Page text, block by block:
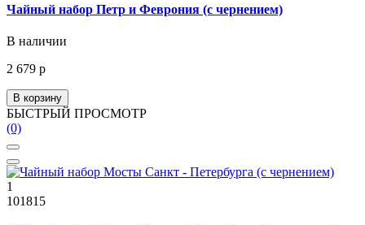
Чайный набор Петр и Феврония (с чернением)
В наличии
2 679 р
В корзину
БЫСТРЫЙ ПРОСМОТР
(0)
1
101815